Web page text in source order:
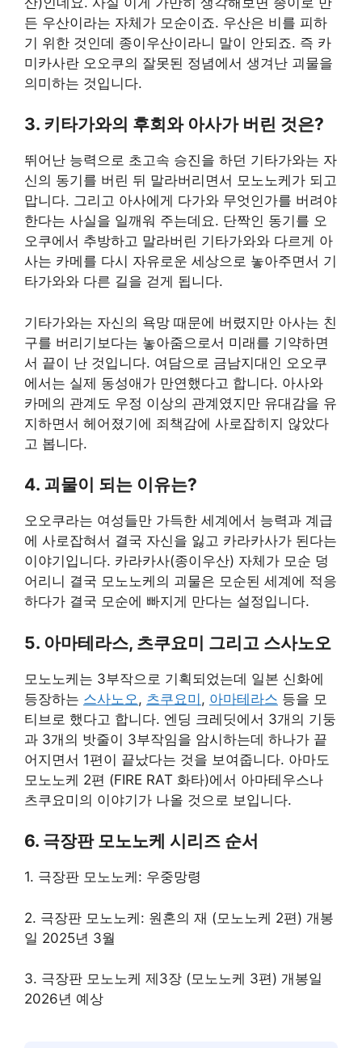
든 우산이라는 자체가 모순이죠. 우산은 비를 피하
기 위한 것인데 종이우산이라니 말이 안되죠. 즉 카
미카사란 오오쿠의 잘못된 정념에서 생겨난 괴물을
의미하는 것입니다.
3. 키타가와의 후회와 아사가 버린 것은?
뛰어난 능력으로 초고속 승진을 하던 기타가와는 자
신의 동기를 버린 뒤 말라버리면서 모노노케가 되고
맙니다. 그리고 아사에게 다가와 무엇인가를 버려야
한다는 사실을 일깨워 주는데요. 단짝인 동기를 오
오쿠에서 추방하고 말라버린 기타가와와 다르게 아
사는 카메를 다시 자유로운 세상으로 놓아주면서 기
타가와와 다른 길을 걷게 됩니다.
기타가와는 자신의 욕망 때문에 버렸지만 아사는 친
구를 버리기보다는 놓아줌으로서 미래를 기약하면
서 끝이 난 것입니다. 여담으로 금남지대인 오오쿠
에서는 실제 동성애가 만연했다고 합니다. 아사와
카메의 관계도 우정 이상의 관계였지만 유대감을 유
지하면서 헤어졌기에 죄책감에 사로잡히지 않았다
고 봅니다.
4. 괴물이 되는 이유는?
오오쿠라는 여성들만 가득한 세계에서 능력과 계급
에 사로잡혀서 결국 자신을 잃고 카라카사가 된다는
이야기입니다. 카라카사(종이우산) 자체가 모순 덩
어리니 결국 모노노케의 괴물은 모순된 세계에 적응
하다가 결국 모순에 빠지게 만다는 설정입니다.
5. 아마테라스, 츠쿠요미 그리고 스사노오
모노노케는 3부작으로 기획되었는데 일본 신화에
등장하는 스사노오, 츠쿠요미, 아마테라스 등을 모
티브로 했다고 합니다. 엔딩 크레딧에서 3개의 기둥
과 3개의 밧줄이 3부작임을 암시하는데 하나가 끝
어지면서 1편이 끝났다는 것을 보여줍니다. 아마도
모노노케 2편 (FIRE RAT 화타)에서 아마테우스나
츠쿠요미의 이야기가 나올 것으로 보입니다.
6. 극장판 모노노케 시리즈 순서
1. 극장판 모노노케: 우중망령
2. 극장판 모노노케: 원혼의 재 (모노노케 2편) 개봉
일 2025년 3월
3. 극장판 모노노케 제3장 (모노노케 3편) 개봉일
2026년 예상